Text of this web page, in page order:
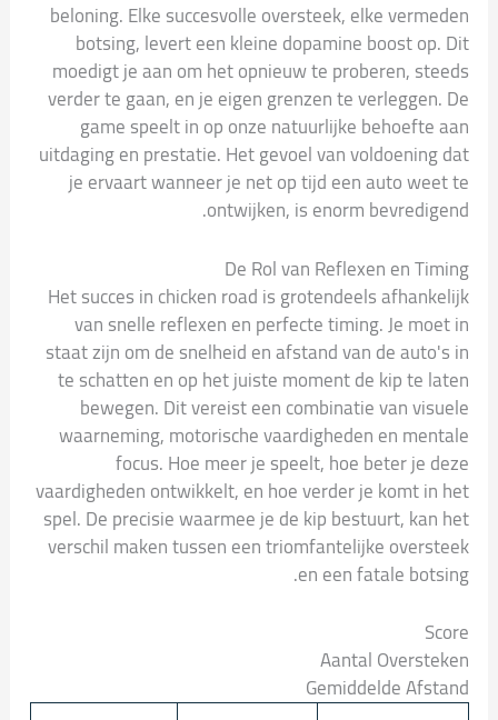
beloning. Elke succesvolle oversteek, elke vermeden
botsing, levert een kleine dopamine boost op. Dit
moedigt je aan om het opnieuw te proberen, steeds
verder te gaan, en je eigen grenzen te verleggen. De
game speelt in op onze natuurlijke behoefte aan
uitdaging en prestatie. Het gevoel van voldoening dat
je ervaart wanneer je net op tijd een auto weet te
ontwijken, is enorm bevredigend.
De Rol van Reflexen en Timing
Het succes in chicken road is grotendeels afhankelijk
van snelle reflexen en perfecte timing. Je moet in
staat zijn om de snelheid en afstand van de auto's in
te schatten en op het juiste moment de kip te laten
bewegen. Dit vereist een combinatie van visuele
waarneming, motorische vaardigheden en mentale
focus. Hoe meer je speelt, hoe beter je deze
vaardigheden ontwikkelt, en hoe verder je komt in het
spel. De precisie waarmee je de kip bestuurt, kan het
verschil maken tussen een triomfantelijke oversteek
en een fatale botsing.
Score
Aantal Oversteken
Gemiddelde Afstand